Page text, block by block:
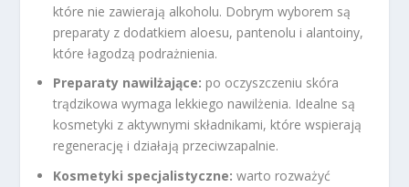
które nie zawierają alkoholu. Dobrym wyborem są
preparaty z dodatkiem aloesu, pantenolu i alantoiny,
które łagodzą podrażnienia.
Preparaty nawilżające: po oczyszczeniu skóra
trądzikowa wymaga lekkiego nawilżenia. Idealne są
kosmetyki z aktywnymi składnikami, które wspierają
regenerację i działają przeciwzapalnie.
Kosmetyki specjalistyczne: warto rozważyć